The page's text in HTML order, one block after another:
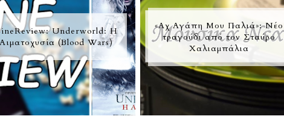
Underworld: Η
Αιματοχυσία (Blood Wars)
«Αχ Αγάπη Μου Παλιά»: Νέο
τραγούδι από τον Σταύρο
Χαλιαμπάλια